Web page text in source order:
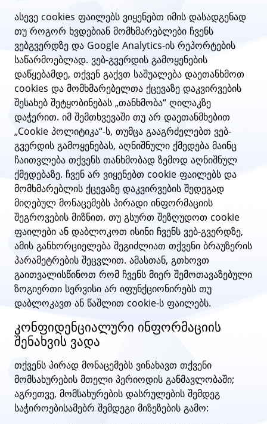
ასევე cookies ფაილებს ვიყენებთ იმის დასადგენად
თუ როგორ ხვდებიან მომხმარებლები ჩვენს
ვებგვერდზე და Google Analytics-ის რეპორტების
საწარმოებლად. ვებ-გვერდის გამოყენების
დაწყებამდე, თქვენ გაქვთ საშუალება დაეთანხმოთ
cookies და მომხმარებელთა ქცევაზე დაკვირვების
შესახებ შეტყობინებას „თანხმობა“ ღილაკზე
დაჭერით. იმ შემთხვევაში თუ არ დაეთანმხებით
„Cookie პოლიტიკა“-ს, თუმცა გააგრძელებთ ვებ-
გვერდის გამოყენებას, აღნიშნული ქმედება მაინც
ჩაითვლება თქვენს თანხმობად ზემოდ აღნიშნულ
ქმედებაზე. ჩვენ არ ვიყენებთ cookie ფაილებს და
მომხმარებლის ქცევაზე დაკვირვების შედეგად
მიღებულ მონაცემებს პირადი ინფორმაციის
შეგროვების მიზნით. თუ გსურთ შეზღუდოთ cookie
ფაილები ან დაბლოკოთ ისინი ჩვენს ვებ-გვერდზე,
ამის განხორციელება შეგიძლიათ თქვენი ბრაუზერის
პარამეტრების შეცვლით. ამასთან, გთხოვთ
გაითვალისწინოთ რომ ჩვენს მიერ შემოთავაზებული
ზოგიერთი სერვისი არ იფუნქციონირებს თუ
დაბლოკავთ ან წაშლით cookie-ს ფაილებს.
კონფიდენციალური ინფორმაციის
შენახვის ვადა
თქვენს პირად მონაცემებს ვინახავთ თქვენი
მომსახურების მთელი პერიოდის განმავლობაში;
აგრეთვე, მომსახურების დასრულების შემდეგ
საჭიროებისამებრ შემდეგი მიზეზების გამო: